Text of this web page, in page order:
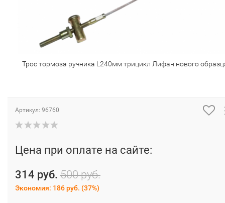
Трос тормоза ручника L240мм трицикл Лифан нового
Артикул: 96760
Цена при оплате на сайте:
314 руб. 500 руб.
Экономия: 186 руб. (37%)